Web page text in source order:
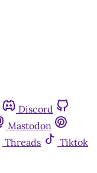
Discord
Mastodon
Threads
Tiktok